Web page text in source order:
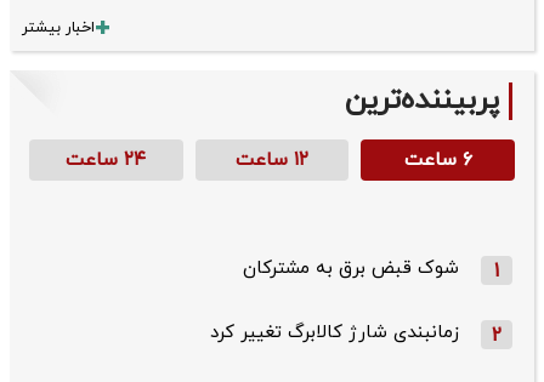
اخبار بیشتر
پربیننده‌ترین
۶ ساعت ۱۲ ساعت ۲۴ ساعت
1 شوک قبض برق به مشترکان
2 زمانبندی شارژ کالابرگ تغییر کرد